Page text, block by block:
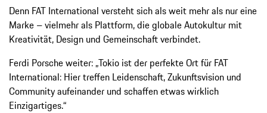
Denn FAT International versteht sich als weit mehr als nur eine
Marke – vielmehr als Plattform, die globale Autokultur mit
Kreativität, Design und Gemeinschaft verbindet.
Ferdi Porsche weiter: „Tokio ist der perfekte Ort für FAT
International: Hier treffen Leidenschaft, Zukunftsvision und
Community aufeinander und schaffen etwas wirklich
Einzigartiges.“